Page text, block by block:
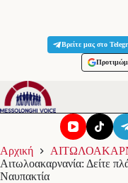
Βρείτε μας στο
Αρχική
Αιτωλοακαρνανία: Δείτε
Ναυπακτία